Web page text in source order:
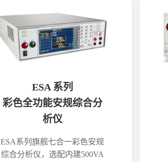
ESA 系列
彩色全功能安规综合分
析仪
ESA系列旗舰七合一彩色安规
综合分析仪，选配内建500VA